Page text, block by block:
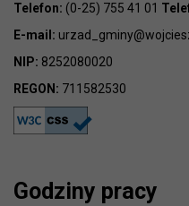
Telefon: (0-25) 755 41 01
E-mail:
NIP: 8252080020
REGON: 711582530
Godziny pracy